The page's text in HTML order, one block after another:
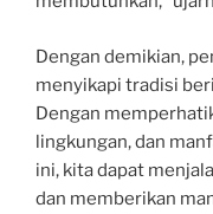
Dengan demikian,
menyikapi tradisi
Dengan
lingkungan, dan
ini, kita dapat
dan memberikan